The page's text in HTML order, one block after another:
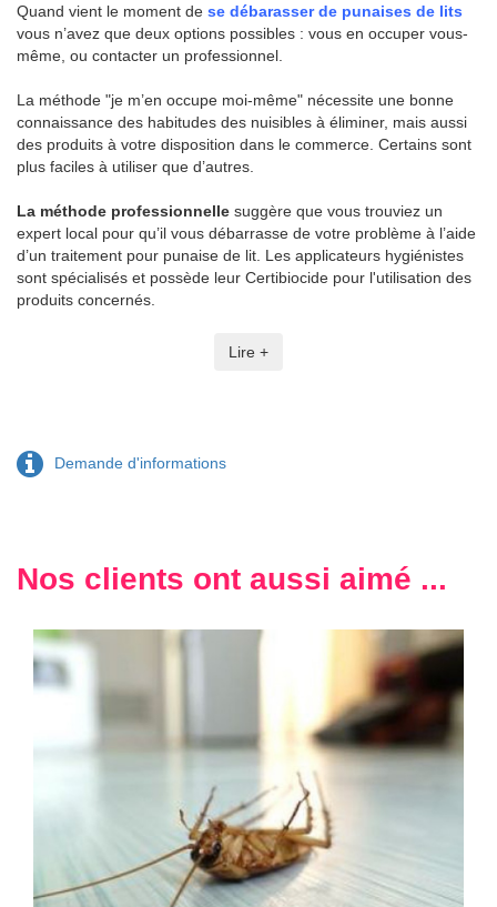
Quand vient le moment de se débarasser de punaises de lits
vous n’avez que deux options possibles : vous en occuper vous-
même, ou contacter un professionnel.
La méthode "je m’en occupe moi-même" nécessite une bonne
connaissance des habitudes des nuisibles à éliminer, mais aussi
des produits à votre disposition dans le commerce. Certains sont
plus faciles à utiliser que d’autres.
La méthode professionnelle suggère que vous trouviez un
expert local pour qu’il vous débarrasse de votre problème à l’aide
d’un traitement pour punaise de lit. Les applicateurs hygiénistes
sont spécialisés et possède leur Certibiocide pour l'utilisation des
produits concernés.
Lire +
Demande d'informations
Nos clients ont aussi aimé ...